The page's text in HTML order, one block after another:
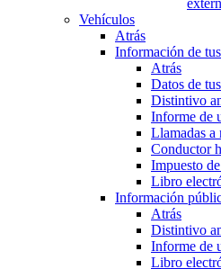
Vehículos
Atrás
Información de
Atrás
Datos de
Distintivo
Informe de
Llamadas
Conductor
Impuesto
Libro
Información
Atrás
Distintivo
Informe de
Libro